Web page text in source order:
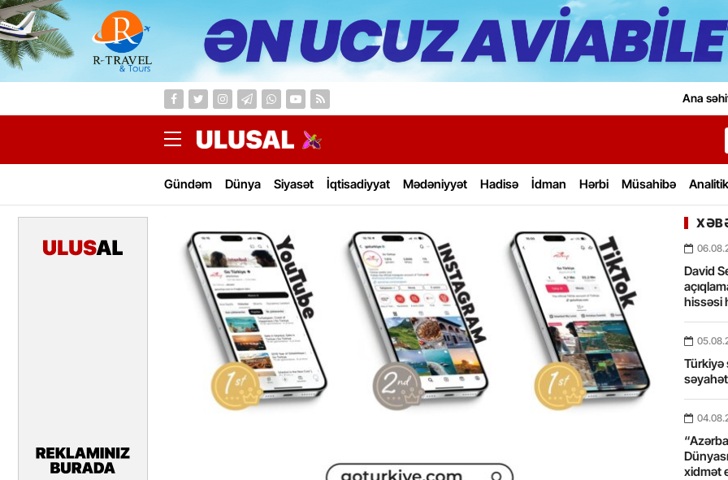
Ana
Gündəm Dünya Siyasət İqtisadiyyat Mədəniyyət Hadisə İdman Hərbi Müsahibə
David
hissəsi
Türkiyə
xidmət